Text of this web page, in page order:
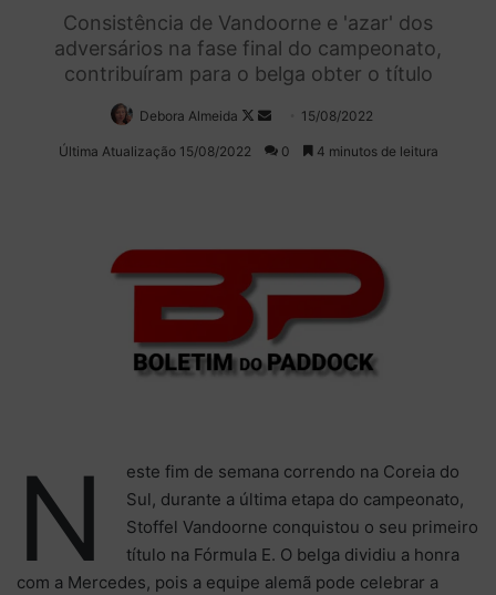
Consistência de Vandoorne e 'azar' dos
adversários na fase final do campeonato,
contribuíram para o belga obter o título
Debora Almeida
Follow
on
Mande
um
15/08/2022
Última Atualização 15/08/2022 0 4 minutos de leitura
N
este fim de semana correndo na Coreia do
Sul, durante a última etapa do campeonato,
Stoffel Vandoorne conquistou o seu primeiro
título na Fórmula E. O belga dividiu a honra
com a Mercedes, pois a equipe alemã pode celebrar a